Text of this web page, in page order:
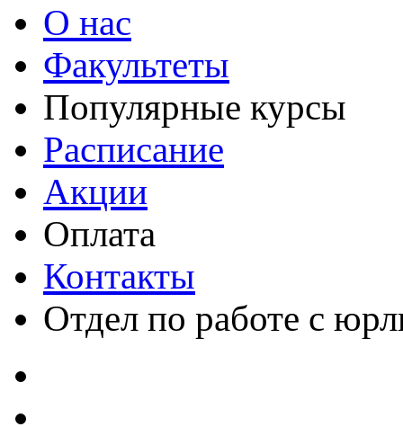
О нас
Факультеты
Популярные курсы
Расписание
Акции
Оплата
Контакты
Отдел по работе с